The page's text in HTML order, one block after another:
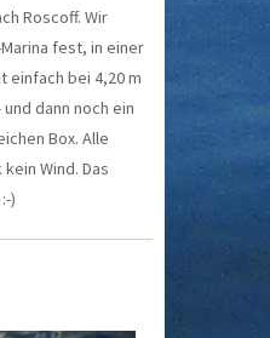
Roscoff. Wir
fest, in einer
einfach bei 4,20 m
dann noch ein
Box. Alle
Wind. Das
)